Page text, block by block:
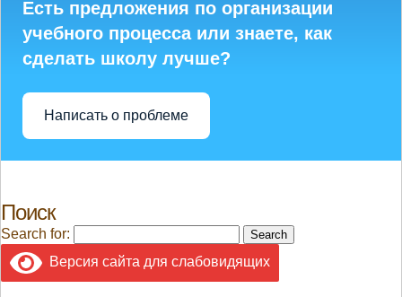
Есть предложения по организации
учебного процесса или знаете, как
сделать школу лучше?
Написать о проблеме
Поиск
Search for:
Версия сайта для слабовидящих